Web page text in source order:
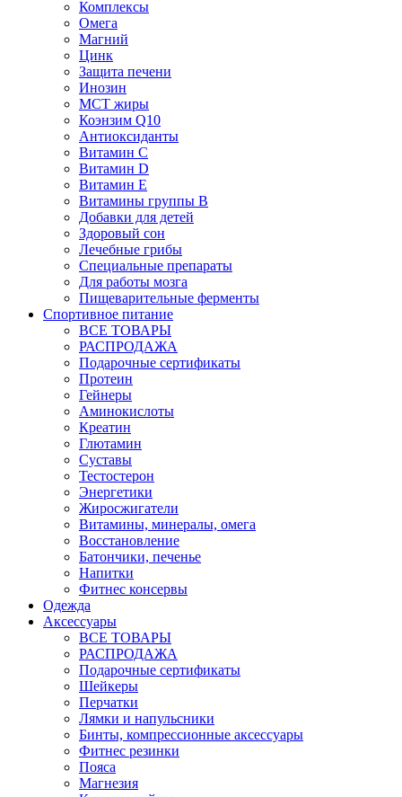
Комплексы
Омега
Магний
Цинк
Защита печени
Инозин
МСТ жиры
Коэнзим Q10
Антиоксиданты
Витамин С
Витамин D
Витамин Е
Витамины группы B
Добавки для детей
Здоровый сон
Лечебные грибы
Специальные препараты
Для работы мозга
Пищеварительные ферменты
Спортивное питание
ВСЕ ТОВАРЫ
РАСПРОДАЖА
Подарочные сертификаты
Протеин
Гейнеры
Аминокислоты
Креатин
Глютамин
Суставы
Тестостерон
Энергетики
Жиросжигатели
Витамины, минералы, омега
Восстановление
Батончики, печенье
Напитки
Фитнес консервы
Одежда
Аксессуары
ВСЕ ТОВАРЫ
РАСПРОДАЖА
Подарочные сертификаты
Шейкеры
Перчатки
Лямки и напульсники
Бинты, компрессионные аксессуары
Фитнес резинки
Пояса
Магнезия